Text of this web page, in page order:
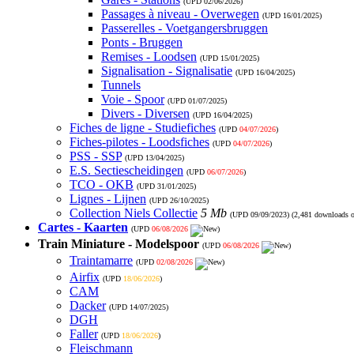
Passages à niveau - Overwegen (UPD 16/01/2025)
Passerelles - Voetgangersbruggen
Ponts - Bruggen
Remises - Loodsen (UPD 15/01/2025)
Signalisation - Signalisatie (UPD 16/04/2025)
Tunnels
Voie - Spoor (UPD 01/07/2025)
Divers - Diversen (UPD 16/04/2025)
Fiches de ligne - Studiefiches (UPD 04/07/2026)
Fiches-pilotes - Loodsfiches (UPD 04/07/2026)
PSS - SSP (UPD 13/04/2025)
E.S. Sectiescheidingen (UPD 06/07/2026)
TCO - OKB (UPD 31/01/2025)
Lignes - Lijnen (UPD 26/10/2025)
Collection Niels Collectie 5 Mb (UPD 09/09/2023) (2,481 downloads
Cartes - Kaarten (UPD 06/08/2026 )
Train Miniature - Modelspoor (UPD 06/08/2026 )
Traintamarre (UPD 02/08/2026 )
Airfix (UPD 18/06/2026)
CAM
Dacker (UPD 14/07/2025)
DGH
Faller (UPD 18/06/2026)
Fleischmann